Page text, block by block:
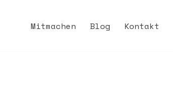
Mitmachen Blog Kontakt